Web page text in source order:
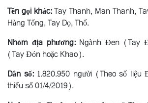
Tên gọi khác:Tay Thanh, Man Thanh,
Hàng Tổng, Tay Dọ, Thổ.
Nhóm địa phương: Ngành Ðen (Tay
(Tay Ðón hoặc Khao).
Dân số: 1.820.950 người (Theo số
thiểu số 01/4/2019).